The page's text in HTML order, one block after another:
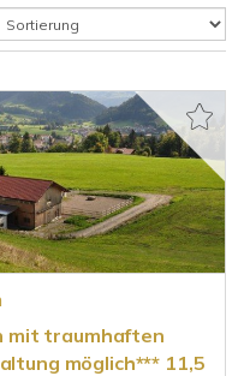
mit traumhaften
möglich*** 11,5